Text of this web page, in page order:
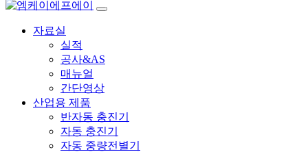
자료실
실적
공사&AS
매뉴얼
간단영상
산업용 제품
반자동 충진기
자동 충진기
자동 중량전별기